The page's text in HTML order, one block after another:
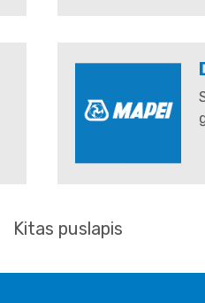
Kitas puslapis